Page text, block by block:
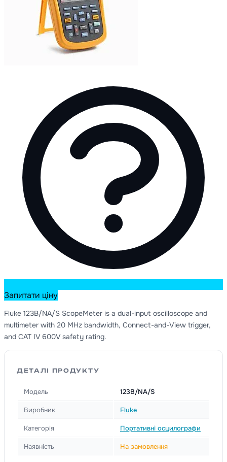
Запитати ціну
Fluke 123B/NA/S ScopeMeter is a dual-input oscilloscope and
multimeter with 20 MHz bandwidth, Connect-and-View trigger,
and CAT IV 600V safety rating.
ДЕТАЛІ ПРОДУКТУ
Модель 123B/NA/S
Виробник Fluke
Категорія Портативні осцилографи
Наявність На замовлення